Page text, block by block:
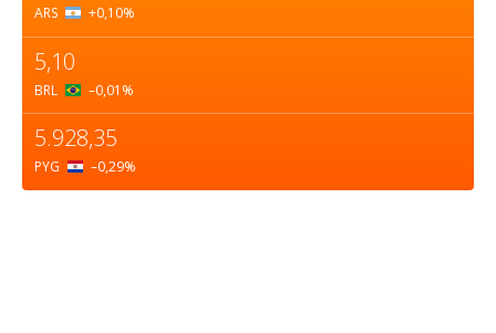
ARS +0,10%
5,10
BRL –0,01 %
5.928,35
PYG –0,29%